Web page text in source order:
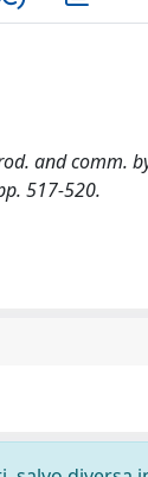
and comm.
517-520.